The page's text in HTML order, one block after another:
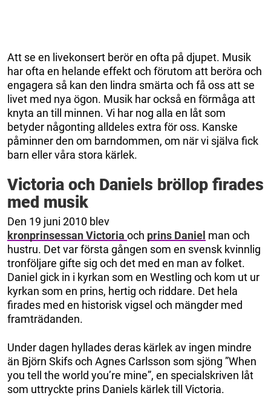
Att se en livekonsert berör en ofta på djupet. Musik
har ofta en helande effekt och förutom att beröra och
engagera så kan den lindra smärta och få oss att se
livet med nya ögon. Musik har också en förmåga att
knyta an till minnen. Vi har nog alla en låt som
betyder någonting alldeles extra för oss. Kanske
påminner den om barndommen, om när vi själva fick
barn eller våra stora kärlek.
Victoria och Daniels bröllop firades
med musik
Den 19 juni 2010 blev
kronprinsessan Victoria och prins Daniel man och
hustru. Det var första gången som en svensk kvinnlig
tronföljare gifte sig och det med en man av folket.
Daniel gick in i kyrkan som en Westling och kom ut ur
kyrkan som en prins, hertig och riddare. Det hela
firades med en historisk vigsel och mängder med
framträdanden.
Under dagen hyllades deras kärlek av ingen mindre
än Björn Skifs och Agnes Carlsson som sjöng ”When
you tell the world you’re mine”, en specialskriven låt
som uttryckte prins Daniels kärlek till Victoria.